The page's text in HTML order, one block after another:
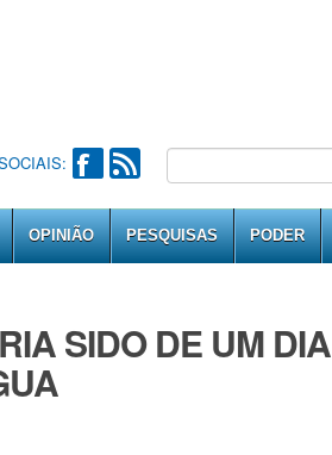
OPINIÃO PESQUISAS PODER
SIDO DE UM DIA